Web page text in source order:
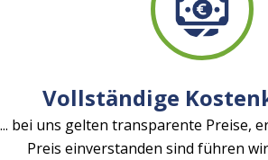
Vollständige
... bei uns gelten transparente Preise,
Preis einverstanden sind führen